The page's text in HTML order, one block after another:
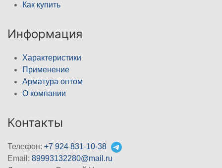
Как купить
Информация
Характеристики
Применение
Арматура оптом
О компании
Контакты
Телефон: +7 924 831-10-38
Email: 89993132280@mail.ru